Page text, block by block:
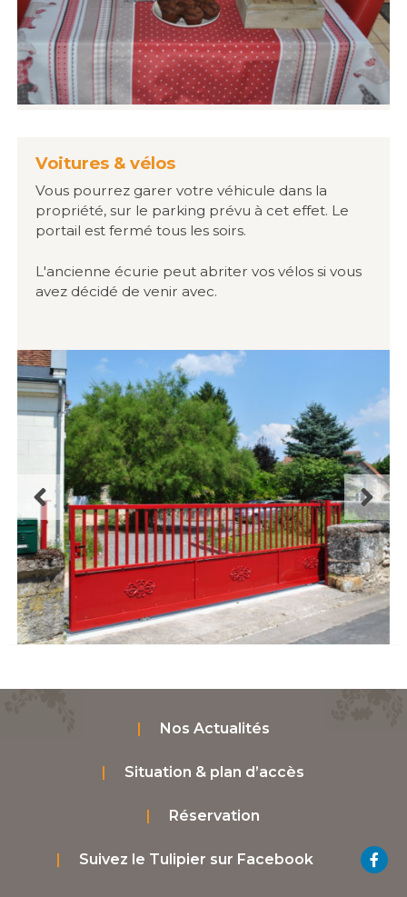
Voitures & vélos
Vous pourrez garer votre véhicule dans la
propriété, sur le parking prévu à cet effet. Le
portail est fermé tous les soirs.
L'ancienne écurie peut abriter vos vélos si vous
avez décidé de venir avec.
Nos Actualités
Situation & plan d’accès
Réservation
Suivez le Tulipier sur Facebook